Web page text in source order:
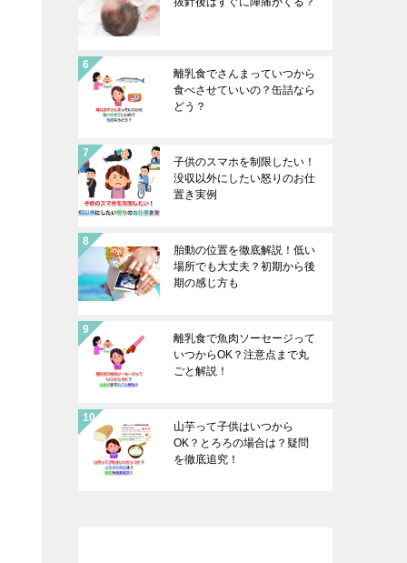
離乳食でさんまっていつから
食べさせていいの？缶詰なら
どう？
子供のスマホを制限したい！
没収以外にしたい怒りのお仕
置き実例
胎動の位置を徹底解説！低い
場所でも大丈夫？初期から後
期の感じ方も
離乳食で魚肉ソーセージって
いつからOK？注意点まで丸
ごと解説！
山芋って子供はいつから
OK？とろろの場合は？疑問
を徹底追究！